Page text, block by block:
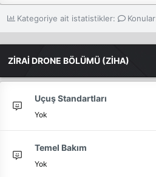
Kategoriye ait istatistikler: Konular
ZİRAİ DRONE BÖLÜMÜ (ZİHA)
Uçuş Standartları
Yok
Temel Bakım
Yok